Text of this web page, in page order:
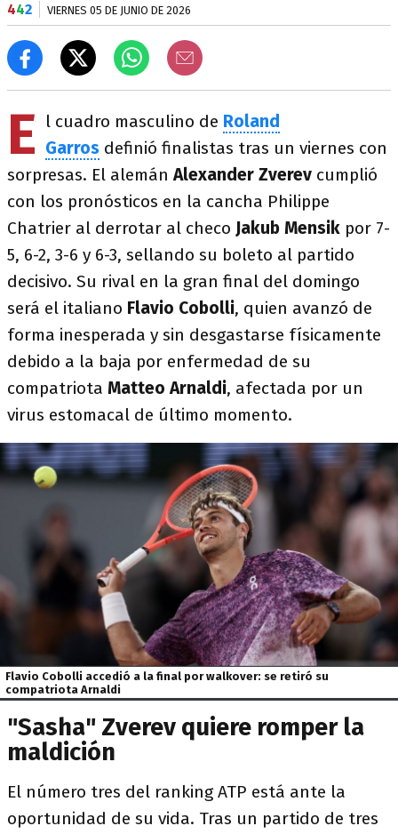
442 VIERNES 05 DE JUNIO DE 2026
E l cuadro masculino de Roland
Garros definió finalistas tras un viernes con
sorpresas. El alemánAlexander Zverev cumplió
con los pronósticos en la cancha Philippe
Chatrier al derrotar al checo Jakub Mensik por 7-
5, 6-2, 3-6 y 6-3, sellando su boleto al partido
decisivo. Su rival en la gran final del domingo
será el italiano Flavio Cobolli, quien avanzó de
forma inesperada y sin desgastarse físicamente
debido a la baja por enfermedad de su
compatriota Matteo Arnaldi, afectada por un
virus estomacal de último momento.
Flavio Cobolli accedió a la final por walkover: se retiró su
compatriota Arnaldi
"Sasha" Zverev quiere romper la
maldición
El número tres del ranking ATP está ante la
oportunidad de su vida. Tras un partido de tres